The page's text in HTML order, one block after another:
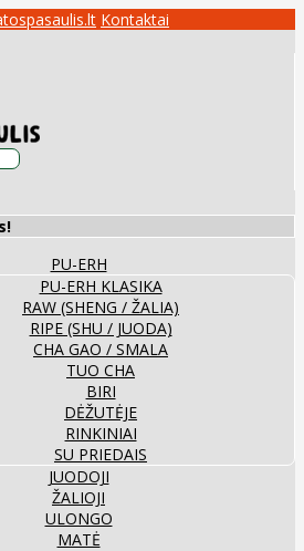
Kontaktai
PU-ERH
PU-ERH KLASIKA
RAW (SHENG / ŽALIA)
RIPE (SHU / JUODA)
CHA GAO / SMALA
TUO CHA
BIRI
DĖŽUTĖJE
RINKINIAI
SU PRIEDAIS
JUODOJI
ŽALIOJI
ULONGO
MATĖ